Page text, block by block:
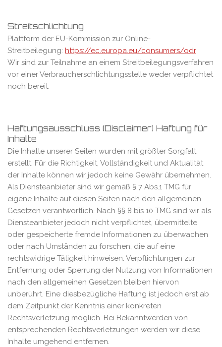
Streitschlichtung
Plattform der EU-Kommission zur Online-
Streitbeilegung: https://ec.europa.eu/consumers/odr
Wir sind zur Teilnahme an einem Streitbeilegungsverfahren
vor einer Verbraucherschlichtungsstelle weder verpflichtet
noch bereit.
Haftungsausschluss (Disclaimer) Haftung für
Inhalte
Die Inhalte unserer Seiten wurden mit größter Sorgfalt
erstellt. Für die Richtigkeit, Vollständigkeit und Aktualität
der Inhalte können wir jedoch keine Gewähr übernehmen.
Als Diensteanbieter sind wir gemäß § 7 Abs.1 TMG für
eigene Inhalte auf diesen Seiten nach den allgemeinen
Gesetzen verantwortlich. Nach §§ 8 bis 10 TMG sind wir als
Diensteanbieter jedoch nicht verpflichtet, übermittelte
oder gespeicherte fremde Informationen zu überwachen
oder nach Umständen zu forschen, die auf eine
rechtswidrige Tätigkeit hinweisen. Verpflichtungen zur
Entfernung oder Sperrung der Nutzung von Informationen
nach den allgemeinen Gesetzen bleiben hiervon
unberührt. Eine diesbezügliche Haftung ist jedoch erst ab
dem Zeitpunkt der Kenntnis einer konkreten
Rechtsverletzung möglich. Bei Bekanntwerden von
entsprechenden Rechtsverletzungen werden wir diese
Inhalte umgehend entfernen.